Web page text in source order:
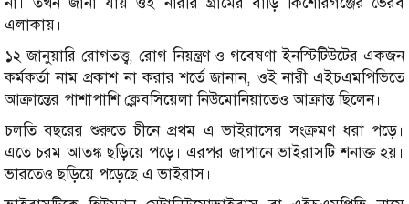
এলাকায়।
১২ জানুয়ারি রোগতত্ত্ব, রোগ নিয়ন্ত্রণ ও গবেষণা ইনস্টিটিউটের একজন
কর্মকর্তা নাম প্রকাশ না করার শর্তে জানান, ওই নারী এইচএমপিভিতে
আক্রান্তের পাশাপাশি ক্লেবসিয়েলা নিউমোনিয়াতেও আক্রান্ত ছিলেন।
চলতি বছরের শুরুতে চীনে প্রথম এ ভাইরাসের সংক্রমণ ধরা পড়ে।
এতে চরম আতঙ্ক ছড়িয়ে পড়ে। এরপর জাপানে ভাইরাসটি শনাক্ত হয়।
ভারতেও ছড়িয়ে পড়েছে এ ভাইরাস।